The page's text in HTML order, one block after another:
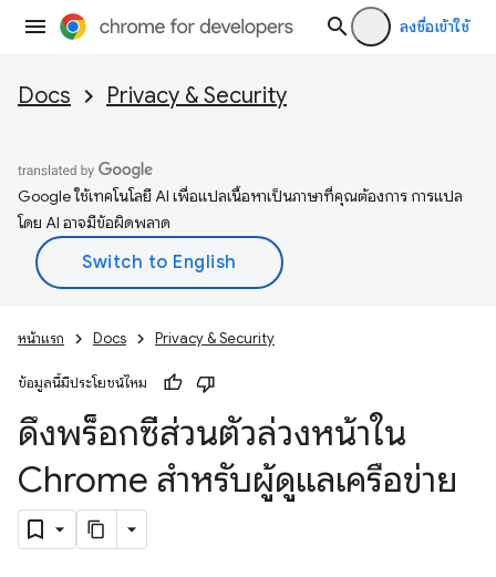
ลงชื่อเข้าใช้
Docs Privacy & Security
Google ใช้เทคโนโลยี AI เพื่อแปลเนื้อหาเป็นภาษาที่คุณต้องการ การแปล
โดย AI อาจมีข้อผิดพลาด
หน้าแรก Docs Privacy & Security
ข้อมูลนี้มีประโยชน์ไหม
ดึงพร็อกซีส่วนตัวล่วงหน้าใน
Chrome สำหรับผู้ดูแลเครือข่าย